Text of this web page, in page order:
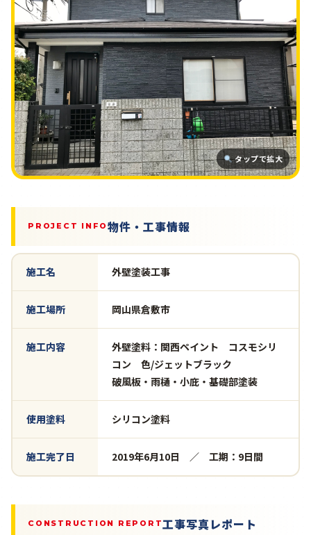
タップで拡大
PROJECT INFO物件・工事情報
施工名 外壁塗装工事
施工場所 岡山県倉敷市
施工内容
外壁塗料：関西ペイント コスモシリ
コン 色/ジェットブラック
破風板・雨樋・小庇・基礎部塗装
使用塗料 シリコン塗料
施工完了日 2019年6月10日 ／ 工期：9日間
CONSTRUCTION REPORT工事写真レポート